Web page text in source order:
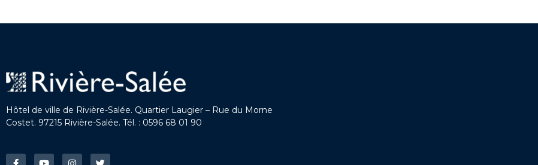
Hôtel de ville de Rivière-Salée. Quartier Laugier – Rue du Morne
Costet. 97215 Rivière-Salée. Tél. : 0596 68 01 90